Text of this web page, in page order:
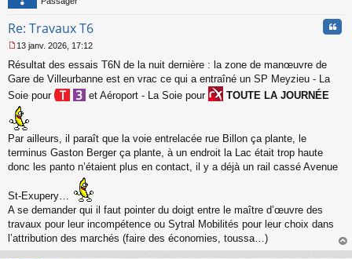
Re: Travaux T6
e
s
s
a
g
e
n
l
13 janv. 2026, 17:12
Résultat des essais T6N de la nuit dernière : la zone de manœuvre de
Gare de Villeurbanne est en vrac ce qui a entraîné un SP Meyzieu - La
Soie pour
et Aéroport - La Soie pour TOUTE LA JOURNÉE
Par ailleurs, il paraît que la voie entrelacée rue Billon ça plante, le
terminus Gaston Berger ça plante, à un endroit la Lac était trop haute
donc les panto n’étaient plus en contact, il y a déjà un rail cassé Avenue
St-Exupery…
A se demander qui il faut pointer du doigt entre le maître d’œuvre des
travaux pour leur incompétence ou Sytral Mobilités pour leur choix dans
l’attribution des marchés (faire des économies, toussa…)
au